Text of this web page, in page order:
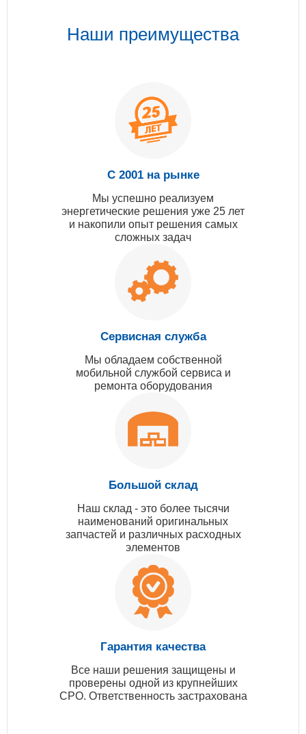
Наши преимущества
С 2001 на рынке
Мы успешно реализуем
энергетические решения уже 25 лет
и накопили опыт решения самых
сложных задач
Сервисная служба
Мы обладаем собственной
мобильной службой сервиса и
ремонта оборудования
Большой склад
Наш склад - это более тысячи
наименований оригинальных
запчастей и различных расходных
элементов
Гарантия качества
Все наши решения защищены и
проверены одной из крупнейших
СРО. Ответственность застрахована